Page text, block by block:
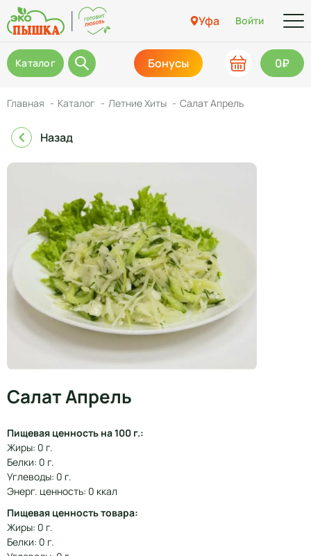
Уфа Войти
Каталог Бонусы 0₽
Главная Каталог Летние Хиты Салат Апрель
Назад
Салат Апрель
Пищевая ценность на 100 г.:
Жиры: 0 г.
Белки: 0 г.
Углеводы: 0 г.
Энерг. ценность: 0 ккал
Пищевая ценность товара:
Жиры: 0 г.
Белки: 0 г.